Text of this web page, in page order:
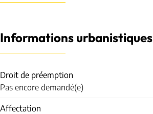
Informations urbanistiques
Droit de préemption
Pas encore demandé(e)
Affectation